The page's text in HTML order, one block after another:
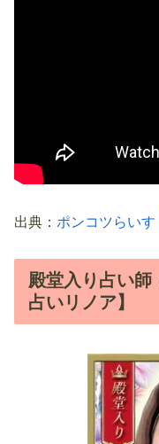
出典： ポンコツらいす
殿堂入り占い師
占いリノア】